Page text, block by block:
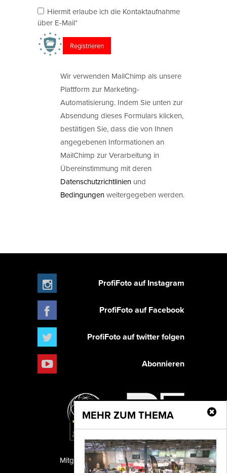
Hiermit erlaube ich die Kontaktaufnahme
über E-Mail*
Wir verwenden MailChimp als unsere
Plattform zur Marketing-
Automatisierung. Indem Sie unten zur
Absendung dieses Formulars klicken,
bestätigen Sie, dass die von Ihnen
angegebenen Informationen an
MailChimp zur Verarbeitung in
Übereinstimmung mit deren
Datenschutzrichtlinien und
Bedingungenweitergegeben werden.
MEHR ZUM THEMA
ProfiFoto auf Instagram
ProfiFoto auf Facebook
ProfiFoto auf twitter folgen
Abonnieren
PF Publishing GmbH
Mitglied der TIPA